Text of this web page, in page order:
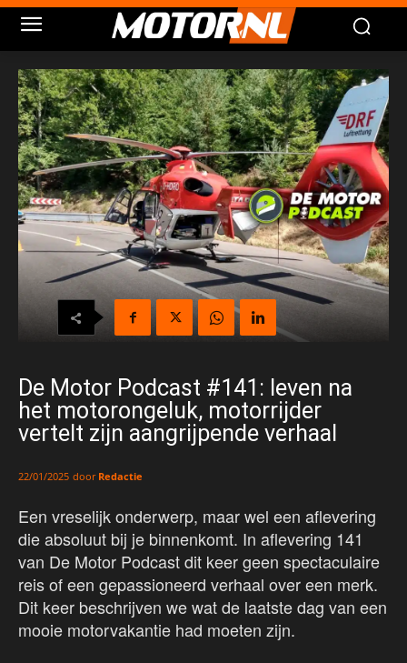
De Motor Podcast #141: leven na
het motorongeluk, motorrijder
vertelt zijn aangrijpende verhaal
22/01/2025 door Redactie
Een vreselijk onderwerp, maar wel een aflevering
die absoluut bij je binnenkomt. In aflevering 141
van De Motor Podcast dit keer geen spectaculaire
reis of een gepassioneerd verhaal over een merk.
Dit keer beschrijven we wat de laatste dag van een
mooie motorvakantie had moeten zijn.